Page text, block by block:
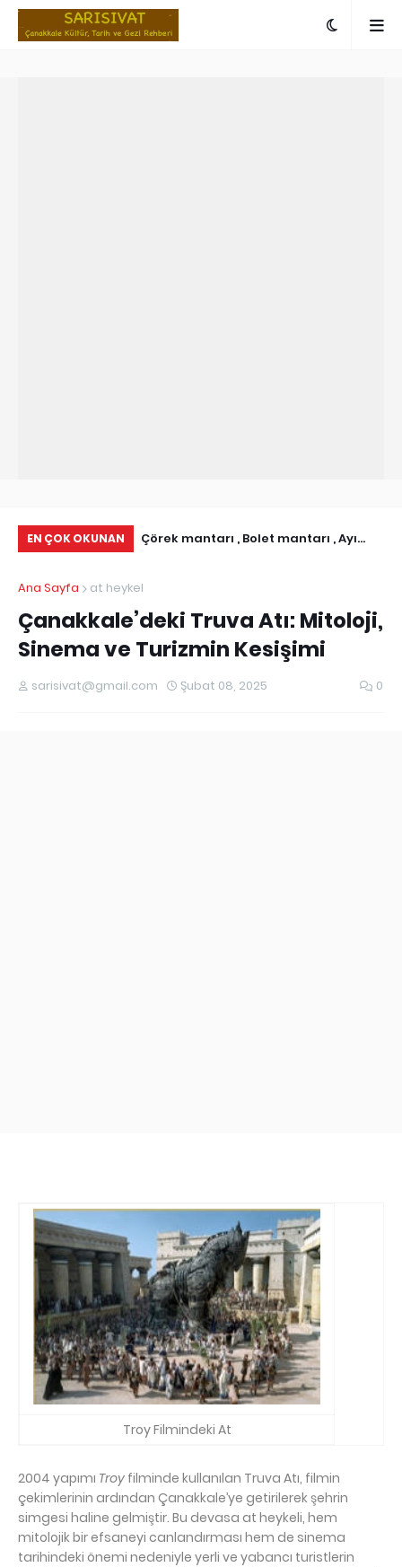
EN ÇOK OKUNAN
İletişim Bilgileri I
Çörek mantarı , Bolet mantarı , Ayı
Edulis
Ana Sayfa
at heykel
Çanakkale’deki Truva Atı: Mitoloji,
Sinema ve Turizmin Kesişimi
sarisivat@gmail.com Şubat 08, 2025 0
Troy Filmindeki At
2004 yapımı Troy filminde kullanılan Truva Atı, filmin
çekimlerinin ardından Çanakkale’ye getirilerek şehrin
simgesi haline gelmiştir. Bu devasa at heykeli, hem
mitolojik bir efsaneyi canlandırması hem de sinema
tarihindeki önemi nedeniyle yerli ve yabancı turistlerin